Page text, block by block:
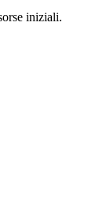
iniziali.